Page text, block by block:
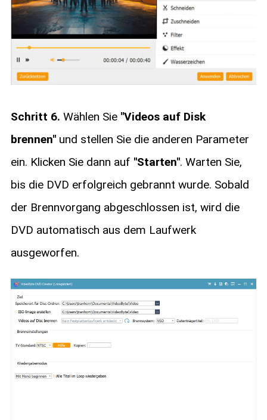
Schritt 6. Wählen Sie "Videos auf Disk
brennen"und stellen Sie die anderen Parameter
ein. Klicken Sie dann auf "Starten". Warten Sie,
bis die DVD erfolgreich gebrannt wurde. Sobald
der Brennvorgang abgeschlossen ist, wird die
DVD automatisch aus dem Laufwerk
ausgeworfen.